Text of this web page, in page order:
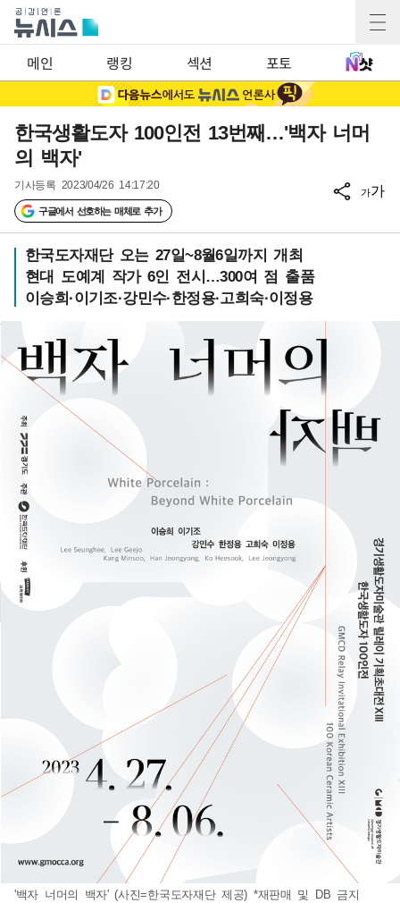
메인 랭킹 섹션 포토
한국생활도자 100인전 13번째…'백자 너머
의 백자'
기사등록 2023/04/26 14:17:20
구글에서 선호하는 매체로 추가
가가
한국도자재단 오는 27일~8월6일까지 개최
현대 도예계 작가 6인 전시…300여 점 출품
이승희·이기조·강민수·한정용·고희숙·이정용
'백자 너머의 백자' (사진=한국도자재단 제공) *재판매 및 DB 금지